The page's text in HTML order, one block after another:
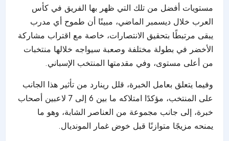
مستويات أفضل من تلك التي ظهر بها الفريق في كأس
العرب خلال ديسمبر الماضي، مبينًا أن طموح أي مدرب
يبقى مرتبطًا بتحقيق الانتصارات، خاصة مع اقتراب مشاركة
الأخضر في بطولة مختلفة وصعبة سيواجه خلالها منتخبات
من أعلى مستوى، وفي مقدمتها المنتخب الإسباني.
وفيما يتعلق بعامل الخبرة، قلل رينارد من تأثير هذا الجانب
على المنتخب، مؤكدًا امتلاكه ما بين 6 إلى 7 لاعبين أصحاب
خبرة، إلى جانب مجموعة من العناصر الشابة، وهو ما
يمنحه مزيجًا متوازنًا قبل خوض غمار المونديال.